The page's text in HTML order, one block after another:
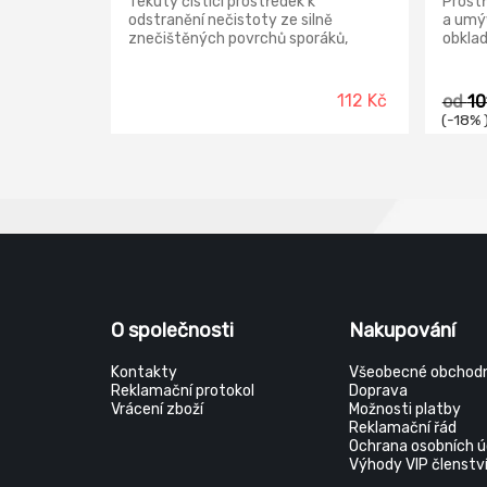
odstranění nečistoty ze silně
znečištěných povrchů sporáků,
112 Kč
a
který
od
(-18% )
O společnosti
Kontakty
Reklamační protokol
Vrácení zboží
Nakupování
Všeobecné
Doprava
Možnosti platby
Reklamační řád
Ochrana osobních
Výhody VIP